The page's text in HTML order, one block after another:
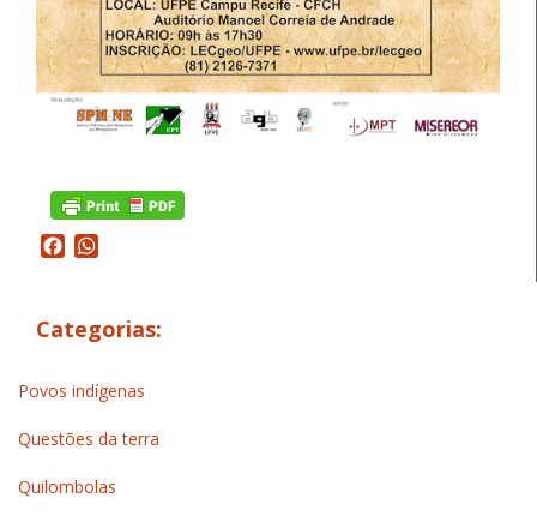
Facebook
Categorias:
Povos indígenas
Questões da terra
Quilombolas